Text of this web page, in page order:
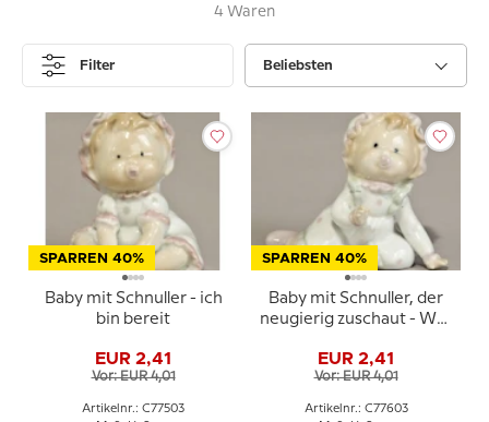
4 Waren
Filter Beliebsten
SPARREN 40%
Baby mit Schnuller - ich
bin bereit
EUR 2,41
Vor: EUR 4,01
Artikelnr.: C77503
SPARREN 40%
Baby mit Schnuller, der
neugierig zuschaut - Was
EUR 2,41
Vor: EUR 4,01
Artikelnr.: C77603